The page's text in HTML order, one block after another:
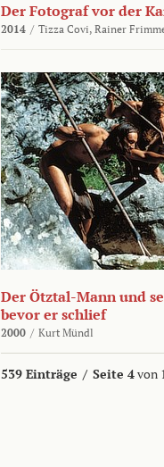
Der Fotograf vor der
2014 / Tizza Covi, Rainer
Der Ötztal-Mann und
bevor er schlief
2000 / Kurt Mündl
539 Einträge / Seite 4von